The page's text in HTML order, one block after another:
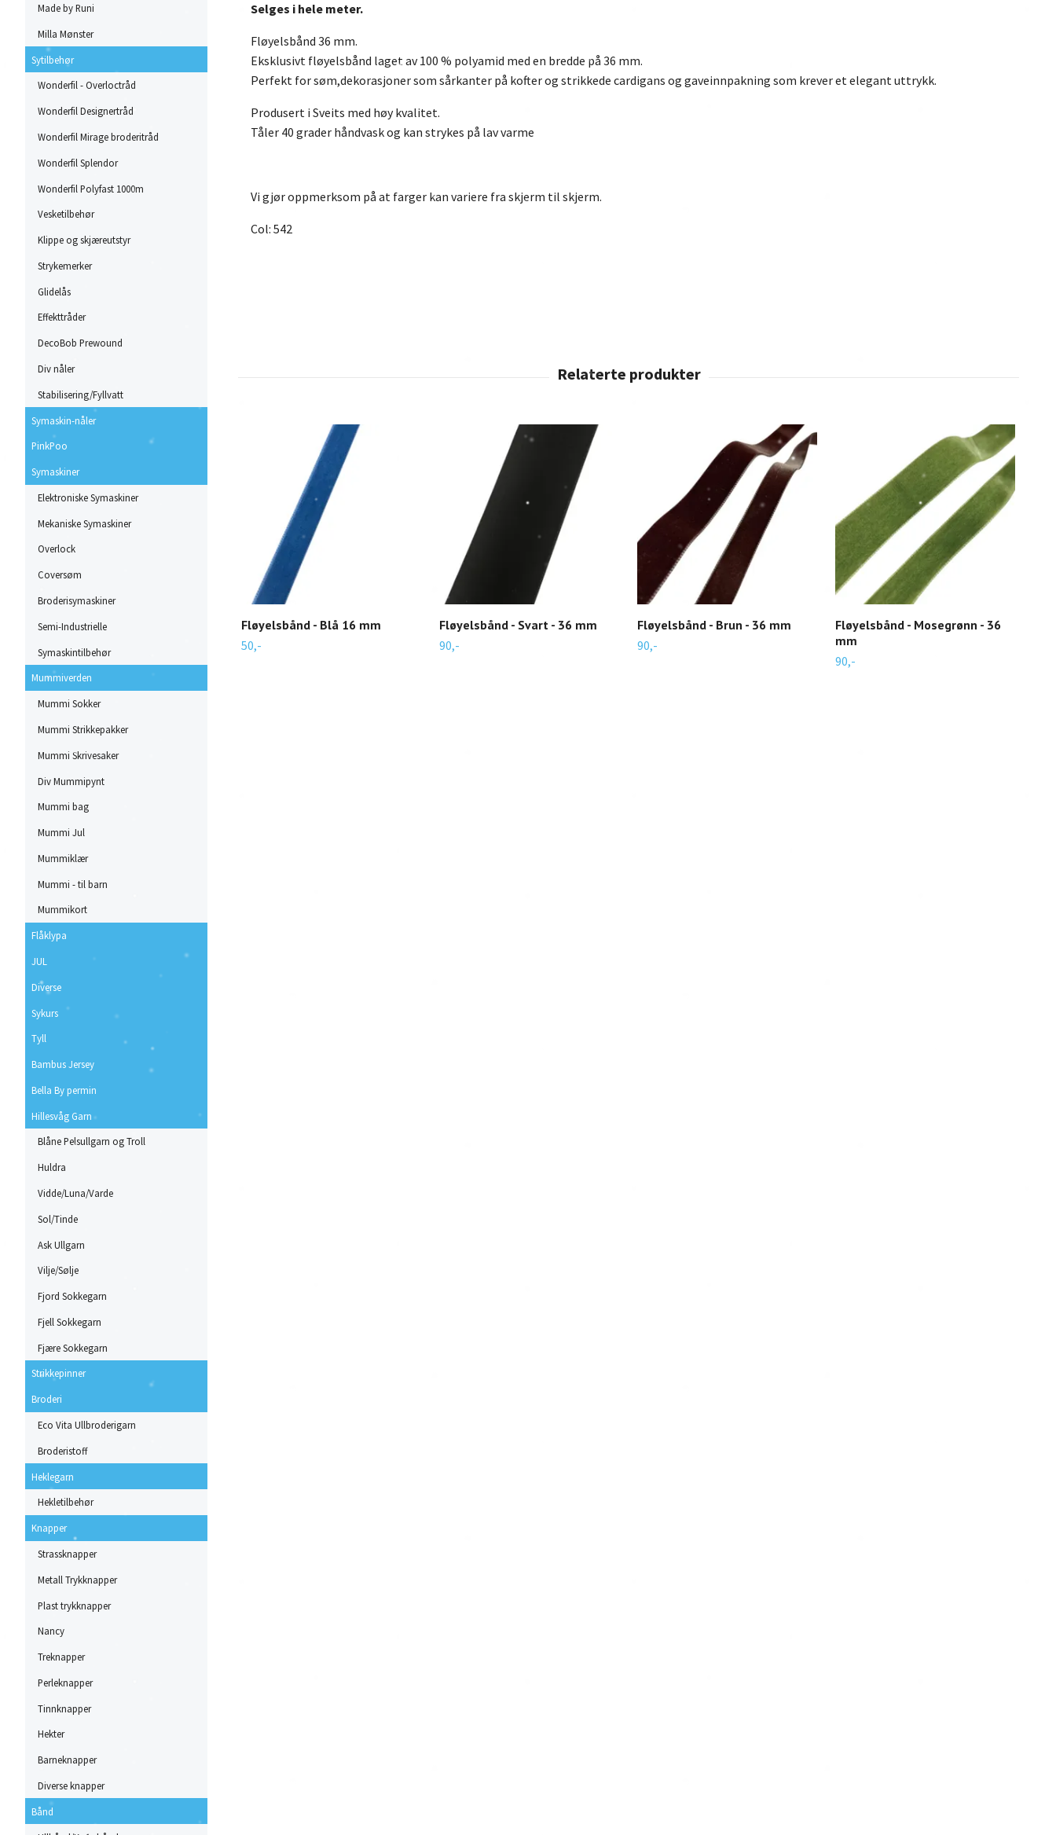
Made by Runi
Milla Mønster
Sytilbehør
Wonderfil - Overloctråd
Wonderfil Designertråd
Wonderfil Mirage broderitråd
Wonderfil Splendor
Wonderfil Polyfast 1000m
Vesketilbehør
Klippe og skjæreutstyr
Strykemerker
Glidelås
Effekttråder
DecoBob Prewound
Div nåler
Stabilisering/Fyllvatt
Symaskin-nåler
PinkPoo
Symaskiner
Elektroniske Symaskiner
Mekaniske Symaskiner
Overlock
Coversøm
Broderisymaskiner
Semi-Industrielle
Symaskintilbehør
Mummiverden
Mummi Sokker
Mummi Strikkepakker
Mummi Skrivesaker
Div Mummipynt
Mummi bag
Mummi Jul
Mummiklær
Mummi - til barn
Mummikort
Flåklypa
JUL
Diverse
Sykurs
Tyll
Bambus Jersey
Bella By permin
Hillesvåg Garn
Blåne Pelsullgarn og Troll
Huldra
Vidde/Luna/Varde
Sol/Tinde
Ask Ullgarn
Vilje/Sølje
Fjord Sokkegarn
Fjell Sokkegarn
Fjære Sokkegarn
Strikkepinner
Broderi
Eco Vita Ullbroderigarn
Broderistoff
Heklegarn
Hekletilbehør
Knapper
Strassknapper
Metall Trykknapper
Plast trykknapper
Nancy
Treknapper
Perleknapper
Tinnknapper
Hekter
Barneknapper
Diverse knapper
Bånd
Selges i hele meter.
Fløyelsbånd 36 mm.
Eksklusivt fløyelsbånd laget av 100 % polyamid med en bredde på 36 mm.
Perfekt for søm,dekorasjoner som sårkanter på kofter og strikkede cardigans og gaveinnpakning som krever et elegant uttrykk.
Produsert i Sveits med høy kvalitet.
Tåler 40 grader håndvask og kan strykes på lav varme
Vi gjør oppmerksom på at farger kan variere fra skjerm til skjerm.
Col: 542
Fløyelsbånd - Blå 16 mm
50,-
Fløyelsbånd - Svart - 36 mm
90,-
Fløyelsbånd - Brun - 36 mm
90,-
Fløyelsbånd - Mosegrønn - 36
mm
90,-